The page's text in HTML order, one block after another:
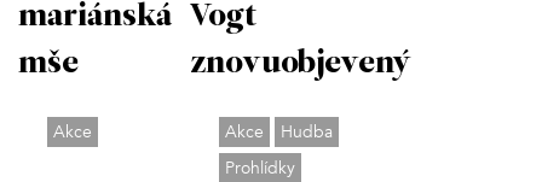
mariánská
mše
Akce
Vogt
znovuobjevený
Akce
Hudba
Prohlídky